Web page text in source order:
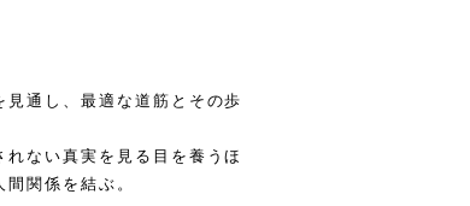
通し、最適な道筋とその歩
ない真実を見る目を養うほ
関係を結ぶ。